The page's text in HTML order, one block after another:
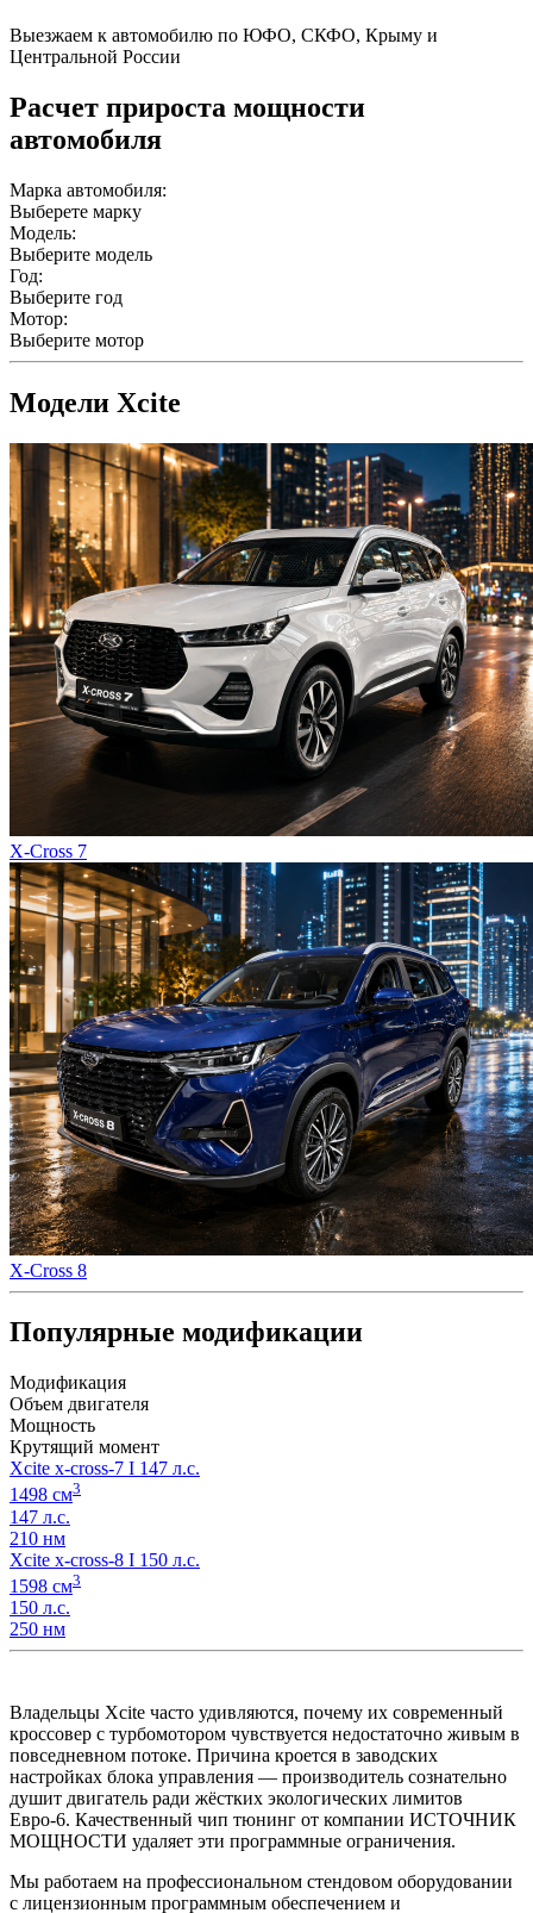
Выезжаем к автомобилю по ЮФО, СКФО, Крыму и
Центральной России
Расчет прироста мощности
автомобиля
Марка автомобиля:
Выберете марку
Модель:
Выберите модель
Год:
Выберите год
Мотор:
Выберите мотор
Модели Xcite
X-Cross 7
X-Cross 8
Популярные модификации
Модификация
Объем двигателя
Мощность
Крутящий момент
Xcite x-cross-7 I 147 л.с.
1498 см3
147 л.с.
210 нм
Xcite x-cross-8 I 150 л.с.
1598 см3
150 л.с.
250 нм
Владельцы Xcite часто удивляются, почему их современный
кроссовер с турбомотором чувствуется недостаточно живым в
повседневном потоке. Причина кроется в заводских
настройках блока управления — производитель сознательно
душит двигатель ради жёстких экологических лимитов
Евро-6. Качественный чип тюнинг от компании ИСТОЧНИК
МОЩНОСТИ удаляет эти программные ограничения.
Мы работаем на профессиональном стендовом оборудовании
с лицензионным программным обеспечением и